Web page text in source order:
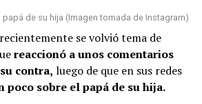
concluyó.
#viraltiktok
#soyjuandacaribe
♬ sonido original –
personas no pasaron por alto
tenido algunos cambios físicos
que se le vio con una tonalidad
y además, algunos usuarios
empresaria se habría realizado
papá de su hija (Imagen tomada de Instagram)
se volvió tema de
reaccionó a unos comentarios
contra, luego de que en sus redes
poco sobre el papá de su hija.